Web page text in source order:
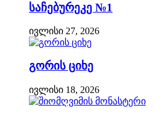
საჩებურეკე №1
ივლისი 27, 2026
გორის ციხე
ივლისი 18, 2026